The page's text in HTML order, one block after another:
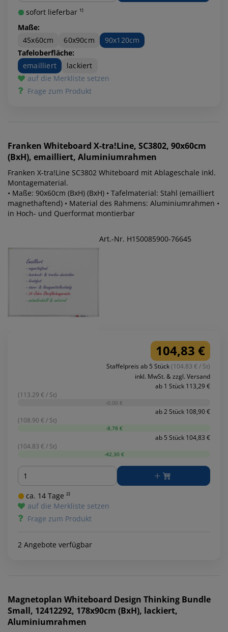
sofort lieferbar ¹⁾
Maße:
45x60cm
60x90cm
90x120cm
Tafeloberfläche:
emailliert
lackiert
auf die Merkliste setzen
Frage zum Produkt
Franken Whiteboard X-tra!Line, SC3802, 90x60cm
(BxH), emailliert, Aluminiumrahmen
Franken X-tra!Line SC3802 Whiteboard mit Ablageschale inkl.
Montagematerial.
• Maße: 90x60cm (BxH) (BxH) • Tafelmaterial: Stahl (emailliert
magnethaftend) • Material des Rahmens: Aluminiumrahmen •
in Hoch- und Querformat montierbar
Art.-Nr. H150085900-76645
104,83 €
Staffelpreis ab 5 Stück(104.83 € / St)
inkl. MwSt. & zzgl. Versand
ab 1 Stück 113,29 €
(113.29 € / St)
-0,00 €
ab 2 Stück 108,90 €
(108.90 € / St)
-8,78 €
ab 5 Stück 104,83 €
(104.83 € / St)
-42,30 €
Menge
ca. 14 Tage ²⁾
auf die Merkliste setzen
Frage zum Produkt
2 Angebote verfügbar
Magnetoplan Whiteboard Design Thinking Bundle
Small, 12412292, 178x90cm (BxH), lackiert,
Aluminiumrahmen